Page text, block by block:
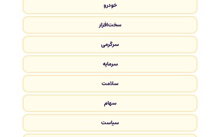
خودرو
سخت‌افزار
سرگرمی
سرمایه
سلامت
سهام
سیاست